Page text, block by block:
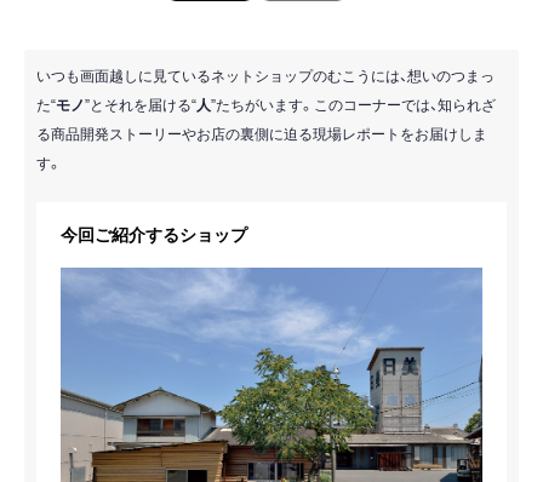
いつも画面越しに見ているネットショップのむこうには、想いのつまっ
た“モノ”とそれを届ける“人”たちがいます。このコーナーでは、知られざ
る商品開発ストーリーやお店の裏側に迫る現場レポートをお届けしま
す。
今回ご紹介するショップ